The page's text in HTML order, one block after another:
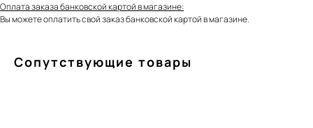
Оплата заказа банковской картой в магазине:
Вы можете оплатить свой заказ банковской картой в магазине.
Сопутствующие товары